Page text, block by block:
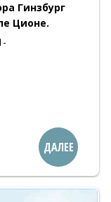
Гинзбург
Ционе.
ДАЛЕЕ